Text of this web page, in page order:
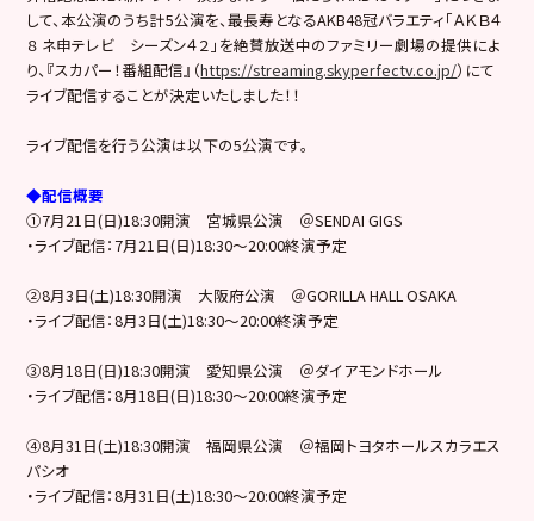
して、本公演のうち計5公演を、最長寿となるAKB48冠バラエティ「ＡＫＢ４
８ ネ申テレビ シーズン４２」を絶賛放送中のファミリー劇場の提供によ
り、『スカパー！番組配信』（https://streaming.skyperfectv.co.jp/）にて
ライブ配信することが決定いたしました！！
ライブ配信を行う公演は以下の5公演です。
◆配信概要
①7月21日(日)18:30開演 宮城県公演 ＠SENDAI GIGS
・ライブ配信：7月21日(日)18:30〜20:00終演予定
②8月3日(土)18:30開演 大阪府公演 ＠GORILLA HALL OSAKA
・ライブ配信：8月3日(土)18:30〜20:00終演予定
③8月18日(日)18:30開演 愛知県公演 ＠ダイアモンドホール
・ライブ配信：8月18日(日)18:30〜20:00終演予定
④8月31日(土)18:30開演 福岡県公演 ＠福岡トヨタホールスカラエス
パシオ
・ライブ配信：8月31日(土)18:30〜20:00終演予定